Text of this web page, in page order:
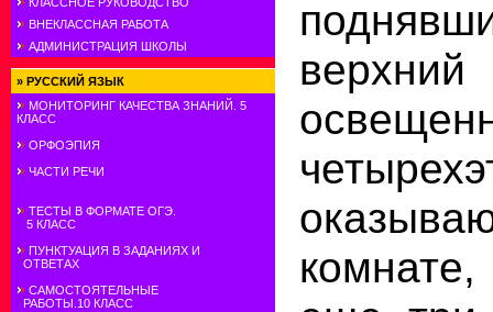
ВНЕКЛАССНАЯ РАБОТА
АДМИНИСТРАЦИЯ ШКОЛЫ
» РУССКИЙ ЯЗЫК
МОНИТОРИНГ КАЧЕСТВА ЗНАНИЙ. 5
КЛАСС
ОРФОЭПИЯ
ЧАСТИ РЕЧИ
ТЕСТЫ В ФОРМАТЕ ОГЭ.
5 КЛАСС
ПУНКТУАЦИЯ В ЗАДАНИЯХ И
ОТВЕТАХ
САМОСТОЯТЕЛЬНЫЕ
РАБОТЫ.10 КЛАСС
комнате,